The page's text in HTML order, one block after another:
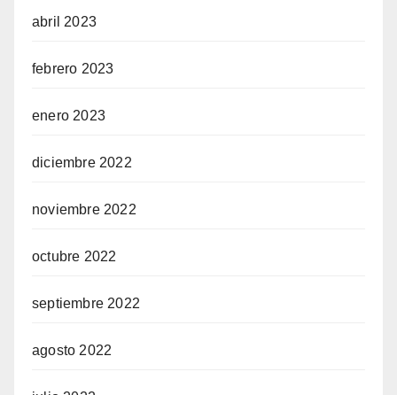
abril 2023
febrero 2023
enero 2023
diciembre 2022
noviembre 2022
octubre 2022
septiembre 2022
agosto 2022